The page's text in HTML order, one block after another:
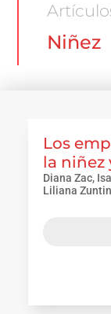
Niñez
Los
la niñez
Diana Zac,
Liliana